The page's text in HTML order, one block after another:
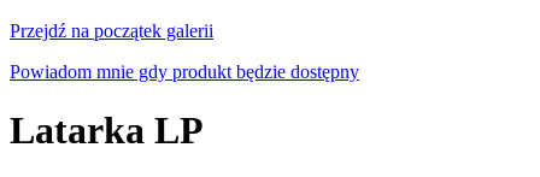
Przejdź na początek galerii
Powiadom mnie gdy produkt będzie dostępny
Latarka LP